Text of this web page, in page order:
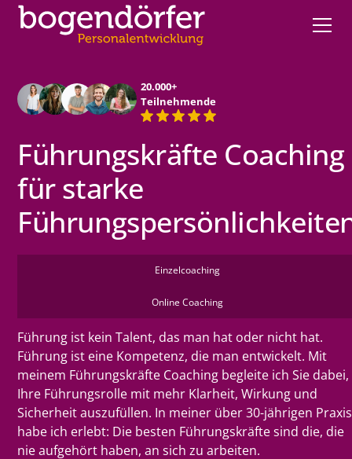
20.000+
Teilnehmende
Führungskräfte Coaching
für starke
Einzelcoaching
Online Coaching
Führung ist kein Talent, das man hat oder nicht hat.
Führung ist eine Kompetenz, die man entwickelt. Mit
meinem Führungskräfte Coaching begleite ich Sie dabei,
Ihre Führungsrolle mit mehr Klarheit, Wirkung und
Sicherheit auszufüllen. In meiner über 30-jährigen Praxis
habe ich erlebt: Die besten Führungskräfte sind die, die
nie aufgehört haben, an sich zu arbeiten.